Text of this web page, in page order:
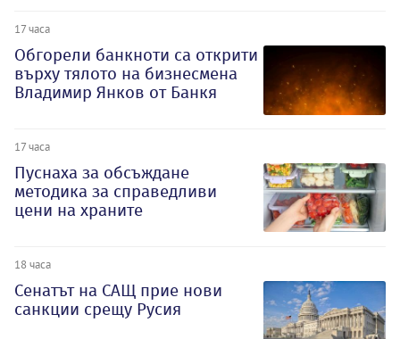
17 часа
Обгорели банкноти са открити
върху тялото на бизнесмена
Владимир Янков от Банкя
17 часа
Пуснаха за обсъждане
методика за справедливи
цени на храните
18 часа
Сенатът на САЩ прие нови
санкции срещу Русия